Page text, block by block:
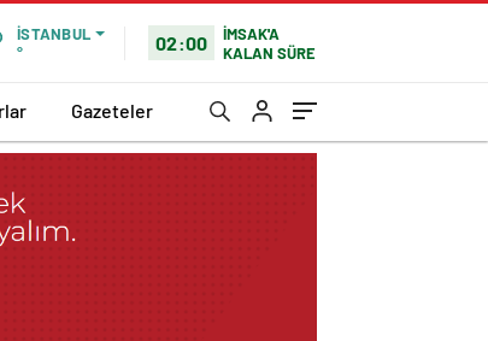
İSTANBUL
°
02:00
İMSAK'A
KALAN SÜRE
Gazeteler